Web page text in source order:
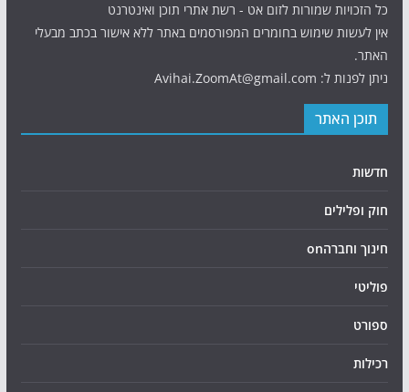
כל הזכויות שמורות לזום אט - רשת אתרי תוכן ואינטרנט
אין לעשות שימוש בחומרים המפורסמים באתר ללא אישור בכתב מבעלי
האתר.
ניתן לפנות ל: Avihai.ZoomAt@gmail.com
תוכן האתר
חדשות
חוק ופלילים
חינוך וחברהon
פוליטי
ספורט
רכילות